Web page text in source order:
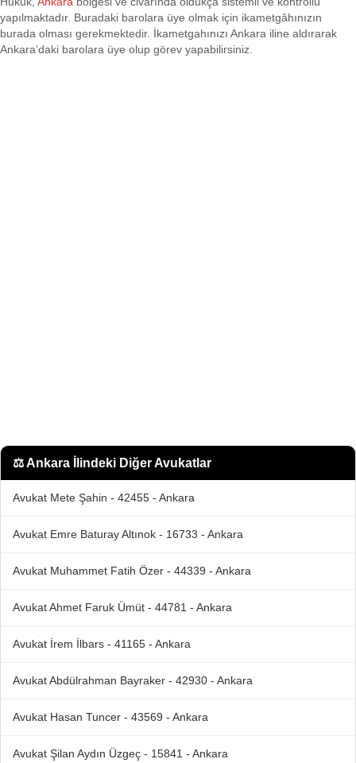
yapılmaktadır. Buradaki barolara üye olmak için ikametgâhınızın
burada olması gerekmektedir. İkametgahınızı Ankara iline aldırarak
Ankara’daki barolara üye olup görev yapabilirsiniz.
⚖️Ankara İlindeki Diğer Avukatlar
Avukat Mete Şahin - 42455 - Ankara
Avukat Emre Baturay Altınok - 16733 - Ankara
Avukat Muhammet Fatih Özer - 44339 - Ankara
Avukat Ahmet Faruk Ümüt - 44781 - Ankara
Avukat İrem İlbars - 41165 - Ankara
Avukat Abdülrahman Bayraker - 42930 - Ankara
Avukat Hasan Tuncer - 43569 - Ankara
Avukat Şilan Aydın Üzgeç - 15841 - Ankara